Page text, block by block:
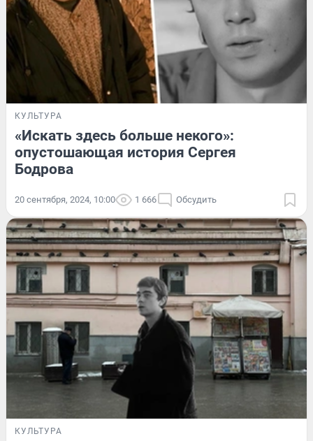
КУЛЬТУРА
«Искать здесь больше некого»:
опустошающая история Сергея
Бодрова
20 сентября, 2024, 10:00 1 666 Обсудить
КУЛЬТУРА